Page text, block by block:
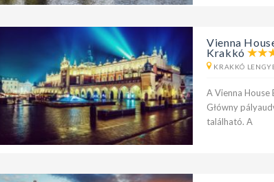
Vienna
Krakkó
KRAKKÓ
A Vienna House
Główny
található. A